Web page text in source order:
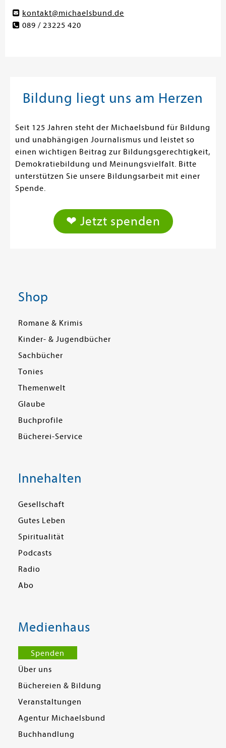
kontakt@michaelsbund.de
089 / 23225 420
Bildung liegt uns am Herzen
Seit 125 Jahren steht der Michaelsbund für Bildung
und unabhängigen Journalismus und leistet so
einen wichtigen Beitrag zur Bildungsgerechtigkeit,
Demokratiebildung und Meinungsvielfalt. Bitte
unterstützen Sie unsere Bildungsarbeit mit einer
Spende.
❤ Jetzt spenden
Shop
Romane & Krimis
Kinder- & Jugendbücher
Sachbücher
Tonies
Themenwelt
Glaube
Buchprofile
Bücherei-Service
Innehalten
Gesellschaft
Gutes Leben
Spiritualität
Podcasts
Radio
Abo
Medienhaus
Spenden
Über uns
Büchereien & Bildung
Veranstaltungen
Agentur Michaelsbund
Buchhandlung